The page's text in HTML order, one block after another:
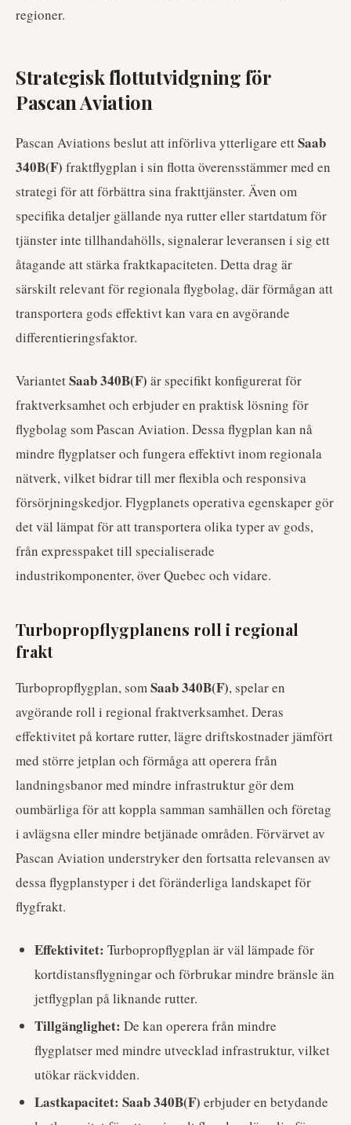
regioner.
Strategisk flottutvidgning för
Pascan Aviation
Pascan Aviations beslut att införliva ytterligare ettSaab
340B(F) fraktflygplan i sin flotta överensstämmer med en
strategi för att förbättra sina frakttjänster. Även om
specifika detaljer gällande nya rutter eller startdatum för
tjänster inte tillhandahölls, signalerar leveransen i sig ett
åtagande att stärka fraktkapaciteten. Detta drag är
särskilt relevant för regionala flygbolag, där förmågan att
transportera gods effektivt kan vara en avgörande
differentieringsfaktor.
VariantetSaab 340B(F) är specifikt konfigurerat för
fraktverksamhet och erbjuder en praktisk lösning för
flygbolag som Pascan Aviation. Dessa flygplan kan nå
mindre flygplatser och fungera effektivt inom regionala
nätverk, vilket bidrar till mer flexibla och responsiva
försörjningskedjor. Flygplanets operativa egenskaper gör
det väl lämpat för att transportera olika typer av gods,
från expresspaket till specialiserade
industrikomponenter, över Quebec och vidare.
Turbopropflygplanens roll i regional
frakt
Turbopropflygplan, somSaab 340B(F), spelar en
avgörande roll i regional fraktverksamhet. Deras
effektivitet på kortare rutter, lägre driftskostnader jämfört
med större jetplan och förmåga att operera från
landningsbanor med mindre infrastruktur gör dem
oumbärliga för att koppla samman samhällen och företag
i avlägsna eller mindre betjänade områden. Förvärvet av
Pascan Aviation understryker den fortsatta relevansen av
dessa flygplanstyper i det föränderliga landskapet för
flygfrakt.
Effektivitet: Turbopropflygplan är väl lämpade för
kortdistansflygningar och förbrukar mindre bränsle än
jetflygplan på liknande rutter.
Tillgänglighet: De kan operera från mindre
flygplatser med mindre utvecklad infrastruktur, vilket
utökar räckvidden.
Lastkapacitet: Saab 340B(F) erbjuder en betydande